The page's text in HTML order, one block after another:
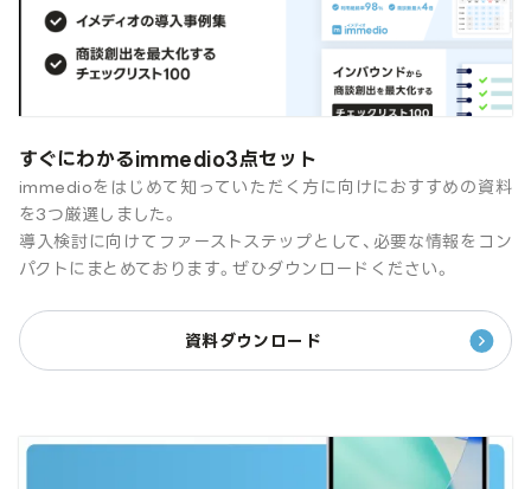
すぐにわかるimmedio3点セット
immedioをはじめて知っていただく方に向けにおすすめの資料
を3つ厳選しました。
導入検討に向けてファーストステップとして、必要な情報をコン
パクトにまとめております。ぜひダウンロードください。
資料ダウンロード